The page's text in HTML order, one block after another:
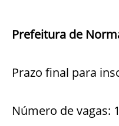
Prefeitura de
Prazo final para
Número de vagas: